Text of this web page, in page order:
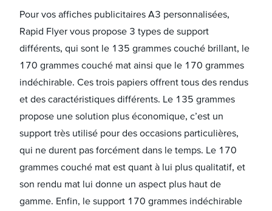
Pour vos affiches publicitaires A3 personnalisées,
Rapid Flyer vous propose 3 types de support
différents, qui sont le 135 grammes couché brillant, le
170 grammes couché mat ainsi que le 170 grammes
indéchirable. Ces trois papiers offrent tous des rendus
et des caractéristiques différents. Le 135 grammes
propose une solution plus économique, c’est un
support très utilisé pour des occasions particulières,
qui ne durent pas forcément dans le temps. Le 170
grammes couché mat est quant à lui plus qualitatif, et
son rendu mat lui donne un aspect plus haut de
gamme. Enfin, le support 170 grammes indéchirable